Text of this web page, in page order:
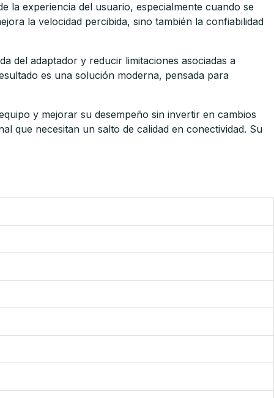
la experiencia del usuario, especialmente cuando se
la velocidad percibida, sino también la confiabilidad
del adaptador y reducir limitaciones asociadas a
es una solución moderna, pensada para
y mejorar su desempeño sin invertir en cambios
que necesitan un salto de calidad en conectividad. Su